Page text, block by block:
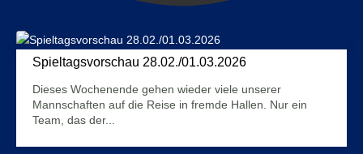
Spieltagsvorschau 28.02./01.03.2026
Dieses Wochenende gehen wieder viele unserer
Mannschaften auf die Reise in fremde Hallen. Nur ein
Team, das der...